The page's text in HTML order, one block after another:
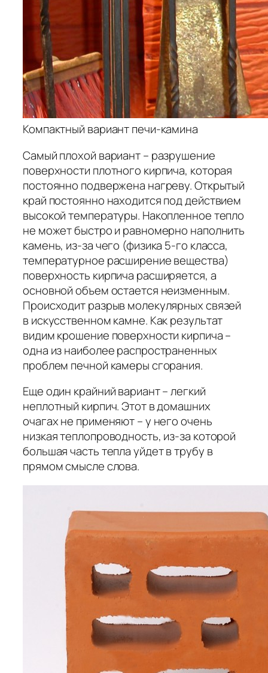
Компактный вариант печи-камина
Самый плохой вариант – разрушение
поверхности плотного кирпича, которая
постоянно подвержена нагреву. Открытый
край постоянно находится под действием
высокой температуры. Накопленное тепло
не может быстро и равномерно наполнить
камень, из-за чего (физика 5-го класса,
температурное расширение вещества)
поверхность кирпича расширяется, а
основной объем остается неизменным.
Происходит разрыв молекулярных связей
в искусственном камне. Как результат
видим крошение поверхности кирпича –
одна из наиболее распространенных
проблем печной камеры сгорания.
Еще один крайний вариант – легкий
неплотный кирпич. Этот в домашних
очагах не применяют – у него очень
низкая теплопроводность, из-за которой
большая часть тепла уйдет в трубу в
прямом смысле слова.